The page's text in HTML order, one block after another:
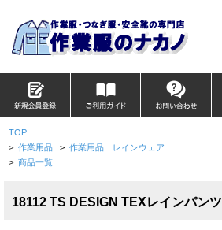
TOP
> 作業用品 > 作業用品 レインウェア
> 商品一覧
18112 TS DESIGN TEXレインパンツ